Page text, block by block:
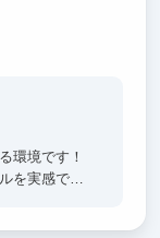
環境です！
を実感でき